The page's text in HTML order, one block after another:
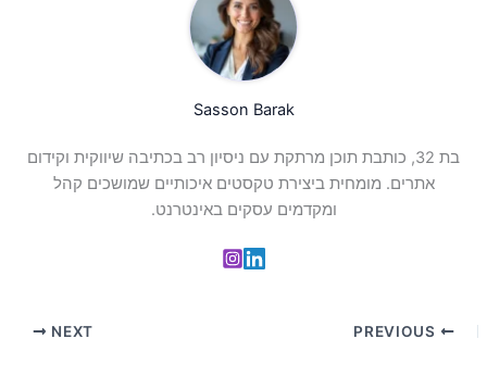
Sasson Barak
בת 32, כותבת תוכן מרתקת עם ניסיון רב בכתיבה שיווקית וקידום
אתרים. מומחית ביצירת טקסטים איכותיים שמושכים קהל
ומקדמים עסקים באינטרנט.
NEXT